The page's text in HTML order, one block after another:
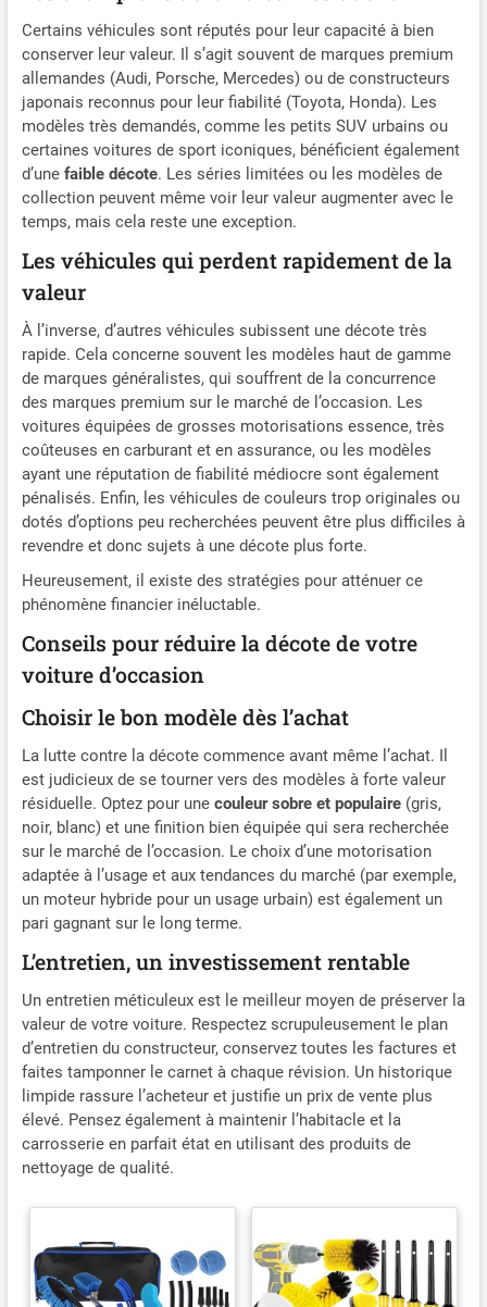
Certains véhicules sont réputés pour leur capacité à bien
conserver leur valeur. Il s’agit souvent de marques premium
allemandes (Audi, Porsche, Mercedes) ou de constructeurs
japonais reconnus pour leur fiabilité (Toyota, Honda). Les
modèles très demandés, comme les petits SUV urbains ou
certaines voitures de sport iconiques, bénéficient également
d’une faible décote. Les séries limitées ou les modèles de
collection peuvent même voir leur valeur augmenter avec le
temps, mais cela reste une exception.
Les véhicules qui perdent rapidement de la
valeur
À l’inverse, d’autres véhicules subissent une décote très
rapide. Cela concerne souvent les modèles haut de gamme
de marques généralistes, qui souffrent de la concurrence
des marques premium sur le marché de l’occasion. Les
voitures équipées de grosses motorisations essence, très
coûteuses en carburant et en assurance, ou les modèles
ayant une réputation de fiabilité médiocre sont également
pénalisés. Enfin, les véhicules de couleurs trop originales ou
dotés d’options peu recherchées peuvent être plus difficiles à
revendre et donc sujets à une décote plus forte.
Heureusement, il existe des stratégies pour atténuer ce
phénomène financier inéluctable.
Conseils pour réduire la décote de votre
voiture d’occasion
Choisir le bon modèle dès l’achat
La lutte contre la décote commence avant même l’achat. Il
est judicieux de se tourner vers des modèles à forte valeur
résiduelle. Optez pour une couleur sobre et populaire(gris,
noir, blanc) et une finition bien équipée qui sera recherchée
sur le marché de l’occasion. Le choix d’une motorisation
adaptée à l’usage et aux tendances du marché (par exemple,
un moteur hybride pour un usage urbain) est également un
pari gagnant sur le long terme.
L’entretien, un investissement rentable
Un entretien méticuleux est le meilleur moyen de préserver la
valeur de votre voiture. Respectez scrupuleusement le plan
d’entretien du constructeur, conservez toutes les factures et
faites tamponner le carnet à chaque révision. Un historique
limpide rassure l’acheteur et justifie un prix de vente plus
élevé. Pensez également à maintenir l’habitacle et la
carrosserie en parfait état en utilisant des produits de
nettoyage de qualité.